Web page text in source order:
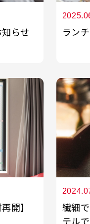
らせ
ラン
開】
繊細
テル